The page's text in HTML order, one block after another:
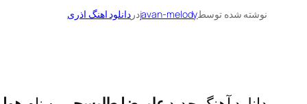
نوشته شده توسطjavan-melodyدردانلود اهنگ اذری